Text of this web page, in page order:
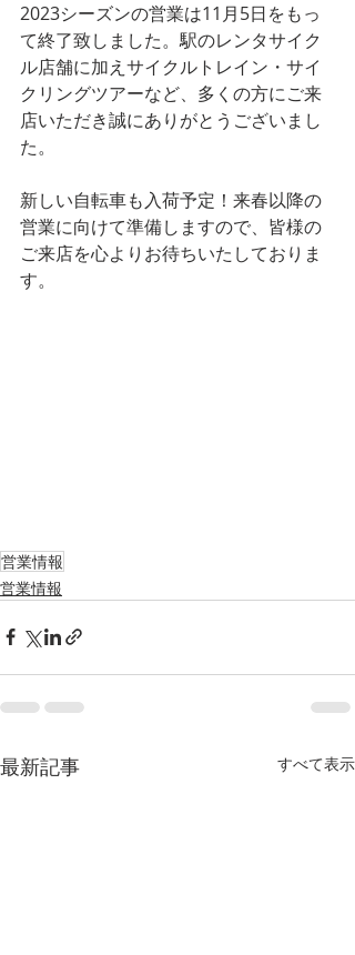
2023シーズンの営業は11月5日をもっ
て終了致しました。駅のレンタサイク
ル店舗に加えサイクルトレイン・サイ
クリングツアーなど、多くの方にご来
店いただき誠にありがとうございまし
た。
新しい自転車も入荷予定！来春以降の
営業に向けて準備しますので、皆様の
ご来店を心よりお待ちいたしておりま
す。
営業情報
営業情報
最新記事 すべて表示